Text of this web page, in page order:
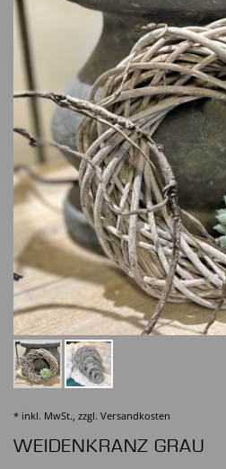
* inkl. MwSt., zzgl. Versandkosten
WEIDENKRANZ GRAU